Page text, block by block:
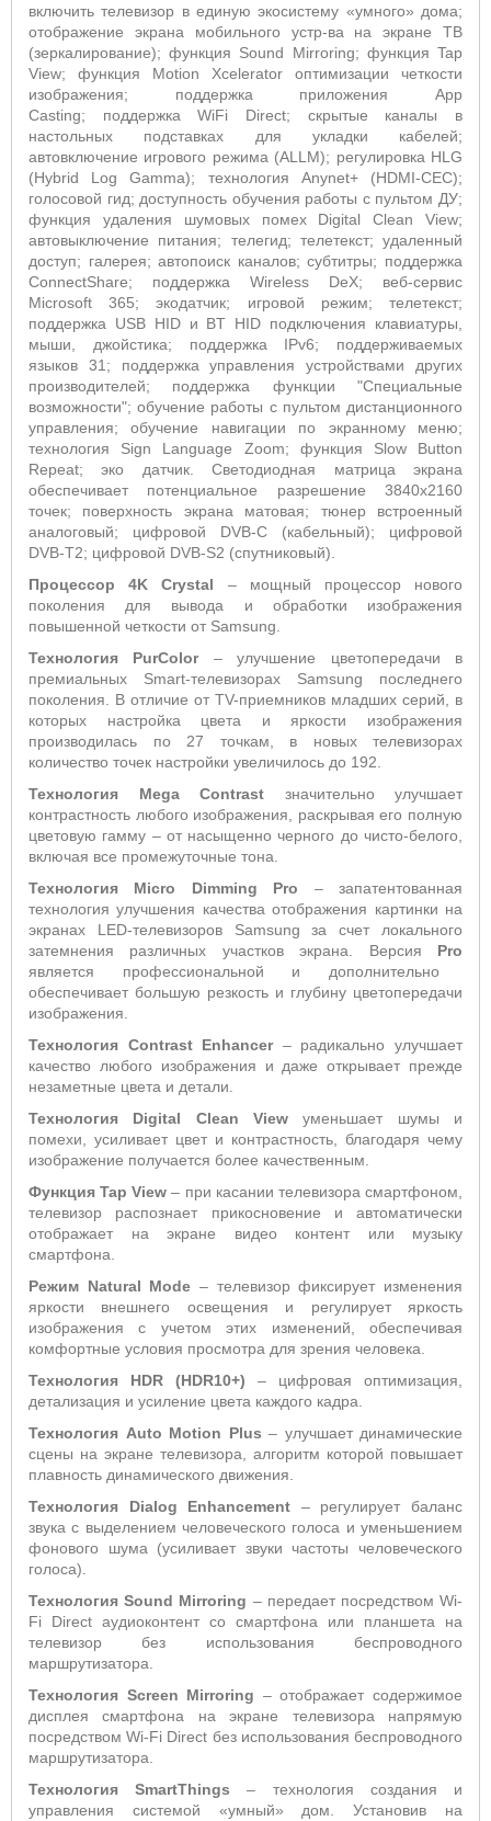
включить телевизор в единую экосистему «умного» дома;
отображение экрана мобильного устр-ва на экране ТВ
(зеркалирование); функция Sound Mirroring; функция Tap
View; функция Motion Xcelerator оптимизации четкости
изображения; поддержка приложения App
Casting; поддержка WiFi Direct; скрытые каналы в
настольных подставках для укладки кабелей;
автовключение игрового режима (ALLM); регулировка HLG
(Hybrid Log Gamma); технология Anynet+ (HDMI-CEC);
голосовой гид; доступность обучения работы с пультом ДУ;
функция удаления шумовых помех Digital Clean View;
автовыключение питания; телегид; телетекст; удаленный
доступ; галерея; автопоиск каналов; субтитры; поддержка
ConnectShare; поддержка Wireless DeX; веб-сервис
Microsoft 365; экодатчик; игровой режим; телетекст;
поддержка USB HID и BT HID подключения клавиатуры,
мыши, джойстика; поддержка IPv6; поддерживаемых
языков 31; поддержка управления устройствами других
производителей; поддержка функции "Специальные
возможности"; обучение работы с пультом дистанционного
управления; обучение навигации по экранному меню;
технология Sign Language Zoom; функция Slow Button
Repeat; эко датчик. Светодиодная матрица экрана
обеспечивает потенциальное разрешение 3840x2160
точек; поверхность экрана матовая; тюнер встроенный
аналоговый; цифровой DVB-C (кабельный); цифровой
DVB-T2; цифровой DVB-S2 (спутниковый).
Процессор 4K Crystal – мощный процессор нового
поколения для вывода и обработки изображения
повышенной четкости от Samsung.
Технология PurColor– улучшение цветопередачи в
премиальных Smart-телевизорах Samsung последнего
поколения. В отличие от TV-приемников младших серий, в
которых настройка цвета и яркости изображения
производилась по 27 точкам, в новых телевизорах
количество точек настройки увеличилось до 192.
Технология Mega Contrast значительно улучшает
контрастность любого изображения, раскрывая его полную
цветовую гамму – от насыщенно черного до чисто-белого,
включая все промежуточные тона.
Технология Micro Dimming Pro – запатентованная
технология улучшения качества отображения картинки на
экранах LED-телевизоров Samsung за счет локального
затемнения различных участков экрана. Версия Pro
является профессиональной и дополнительно
обеспечивает большую резкость и глубину цветопередачи
изображения.
Технология ContrastEnhancer– радикально улучшает
качество любого изображения и даже открывает прежде
незаметные цвета и детали.
Технология Digital Clean View уменьшает шумы и
помехи, усиливает цвет и контрастность, благодаря чему
изображение получается более качественным.
ФункцияTap View – при касании телевизора смартфоном,
телевизор распознает прикосновение и автоматически
отображает на экране видео контент или музыку
смартфона.
Режим Natural Mode – телевизор фиксирует изменения
яркости внешнего освещения и регулирует яркость
изображения с учетом этих изменений, обеспечивая
комфортные условия просмотра для зрения человека.
Технология HDR (HDR10+) – цифровая оптимизация,
детализация и усиление цвета каждого кадра.
Технология Auto Motion Plus – улучшает динамические
сцены на экране телевизора, алгоритм которой повышает
плавность динамического движения.
Технология Dialog Enhancement – регулирует баланс
звука с выделением человеческого голоса и уменьшением
фонового шума (усиливает звуки частоты человеческого
голоса).
ТехнологияSound Mirroring – передает посредством Wi-
Fi Direct аудиоконтент со смартфона или планшета на
телевизор без использования беспроводного
маршрутизатора.
Технология Screen Mirroring – отображает содержимое
дисплея смартфона на экране телевизора напрямую
посредством Wi-Fi Direct без использования беспроводного
маршрутизатора.
Технология SmartThings – технология создания и
управления системой «умный» дом. Установив на